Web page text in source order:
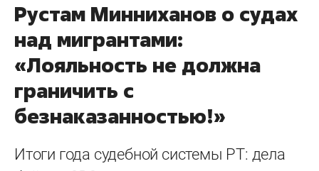
Рустам Минниханов о судах
над мигрантами:
«Лояльность не должна
граничить с
безнаказанностью!»
Итоги года судебной системы РТ: дела